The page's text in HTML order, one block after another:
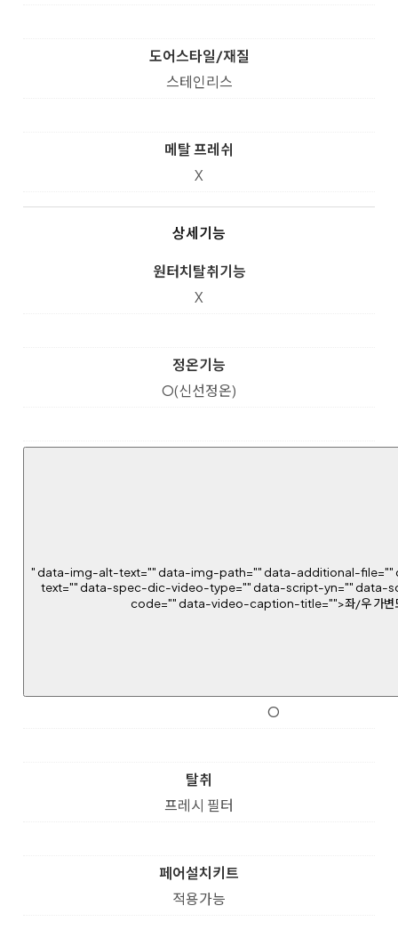
도어스타일/재질
스테인리스
메탈 프레쉬
X
상세기능
원터치탈취기능
X
정온기능
O(신선정온)
" data-img-alt-text="" data-img-path="" data-additional-
text="" data-spec-dic-video-type="" data-script-yn="" data-
code="" data-video-caption-title="">좌/우 가변
O
탈취
프레시 필터
페어설치키트
적용가능